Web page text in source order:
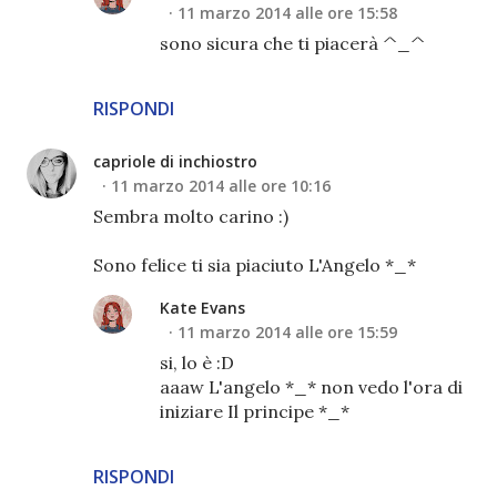
RISPONDI
11 marzo 2014 alle ore 15:58
sono sicura che ti piacerà ^_^
capriole di inchiostro
11 marzo 2014 alle ore 10:16
Sembra molto carino :)
Sono felice ti sia piaciuto L'Angelo *_*
RISPONDI
Kate Evans
11 marzo 2014 alle ore 15:59
si, lo è :D
aaaw L'angelo *_* non vedo l'ora di
iniziare Il principe *_*